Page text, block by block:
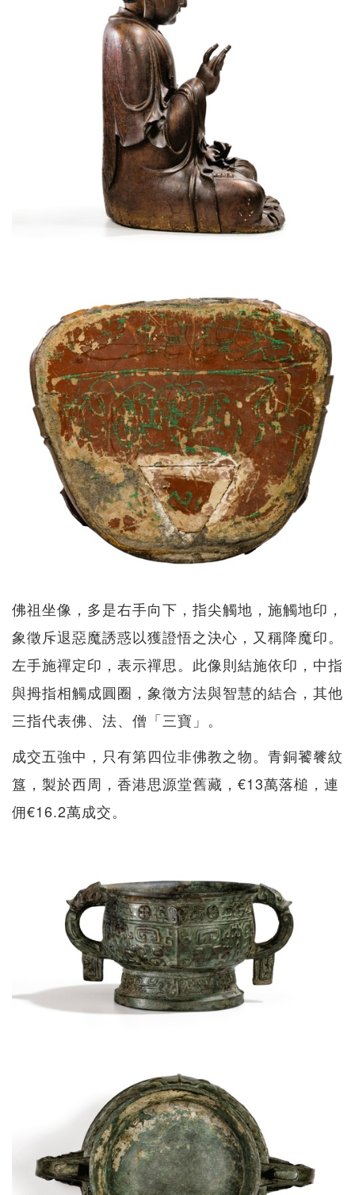
佛祖坐像，多是右手向下，指尖觸地，施觸地印，
象徵斥退惡魔誘惑以獲證悟之決心，又稱降魔印。
左手施禪定印，表示禪思。此像則結施依印，中指
與拇指相觸成圓圈，象徵方法與智慧的結合，其他
三指代表佛、法、僧「三寶」。
成交五強中，只有第四位非佛教之物。青銅饕餮紋
簋，製於西周，香港思源堂舊藏，€13萬落槌，連
佣€16.2萬成交。